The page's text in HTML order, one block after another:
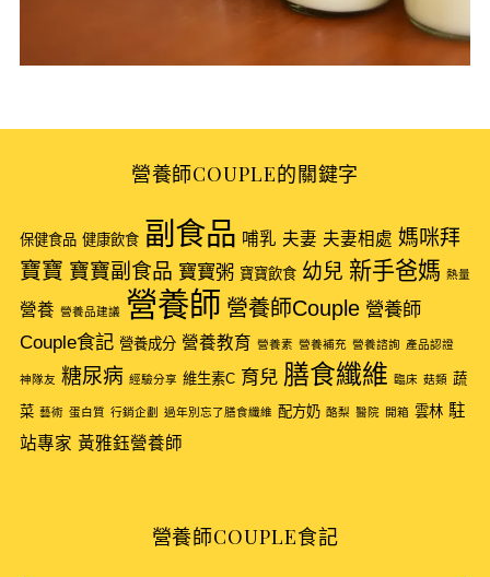
營養師COUPLE的關鍵字
保健食品 健康飲食 副食品 哺乳 夫妻 夫妻相處 媽咪拜
寶寶 寶寶副食品 寶寶粥 寶寶飲食 幼兒 新手爸媽 熱量
營養 營養品建議 營養師 營養師Couple 營養師
Couple食記 營養成分 營養教育 營養素 營養補充 營養諮詢 產品認證
神隊友 糖尿病 經驗分享 維生素C 育兒 膳食纖維 臨床 菇類 蔬
菜 藝術 蛋白質 行銷企劃 過年別忘了膳食纖維 配方奶 酪梨 醫院 開箱 雲林 駐
站專家 黃雅鈺營養師
營養師COUPLE食記
c
h
o
r
: